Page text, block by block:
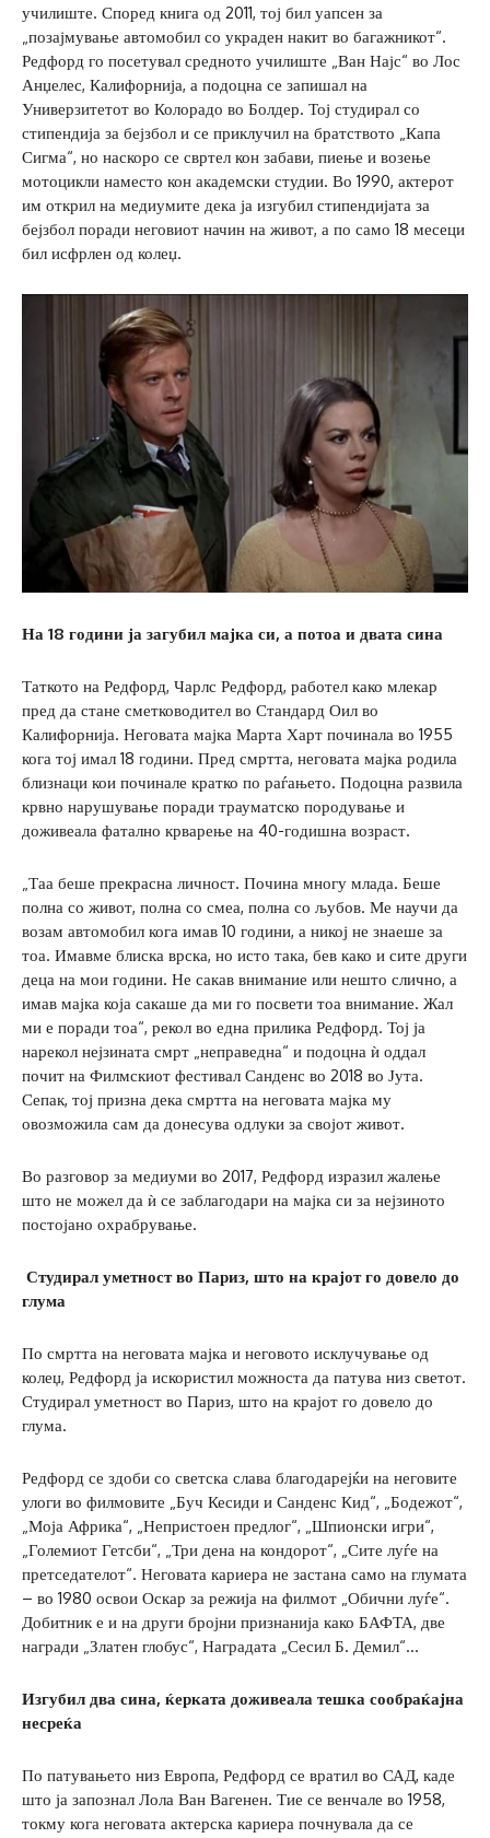
училиште. Според книга од 2011, тој бил уапсен за
„позајмување автомобил со украден накит во багажникот“.
Редфорд го посетувал средното училиште „Ван Најс“ во Лос
Анџелес, Калифорнија, а подоцна се запишал на
Универзитетот во Колорадо во Болдер. Тој студирал со
стипендија за бејзбол и се приклучил на братството „Капа
Сигма“, но наскоро се свртел кон забави, пиење и возење
мотоцикли наместо кон академски студии. Во 1990, актерот
им открил на медиумите дека ја изгубил стипендијата за
бејзбол поради неговиот начин на живот, а по само 18 месеци
бил исфрлен од колеџ.
На 18 години ја загубил мајка си, а потоа и двата сина
Таткото на Редфорд, Чарлс Редфорд, работел како млекар
пред да стане сметководител во Стандард Оил во
Калифорнија. Неговата мајка Марта Харт починала во 1955
кога тој имал 18 години. Пред смртта, неговата мајка родила
близнаци кои починале кратко по раѓањето. Подоцна развила
крвно нарушување поради трауматско породување и
доживеала фатално крварење на 40-годишна возраст.
„Таа беше прекрасна личност. Почина многу млада. Беше
полна со живот, полна со смеа, полна со љубов. Ме научи да
возам автомобил кога имав 10 години, а никој не знаеше за
тоа. Имавме блиска врска, но исто така, бев како и сите други
деца на мои години. Не сакав внимание или нешто слично, а
имав мајка која сакаше да ми го посвети тоа внимание. Жал
ми е поради тоа“, рекол во една прилика Редфорд. Тој ја
нарекол нејзината смрт „неправедна“ и подоцна ѝ оддал
почит на Филмскиот фестивал Санденс во 2018 во Јута.
Сепак, тој призна дека смртта на неговата мајка му
овозможила сам да донесува одлуки за својот живот.
Во разговор за медиуми во 2017, Редфорд изразил жалење
што не можел да ѝ се заблагодари на мајка си за нејзиното
постојано охрабрување.
Студирал уметност во Париз, што на крајот го довело до
глума
По смртта на неговата мајка и неговото исклучување од
колеџ, Редфорд ја искористил можноста да патува низ светот.
Студирал уметност во Париз, што на крајот го довело до
глума.
Редфорд се здоби со светска слава благодарејќи на неговите
улоги во филмовите „Буч Кесиди и Санденс Кид“, „Бодежот“,
„Моја Африка“, „Непристоен предлог“, „Шпионски игри“,
„Големиот Гетсби“, „Три дена на кондорот“, „Сите луѓе на
претседателот“. Неговата кариера не застана само на глумата
– во 1980 освои Оскар за режија на филмот „Обични луѓе“.
Добитник е и на други бројни признанија како БАФТА, две
награди „Златен глобус“, Наградата „Сесил Б. Демил“…
Изгубил два сина, ќерката доживеала тешка сообраќајна
несреќа
По патувањето низ Европа, Редфорд се вратил во САД, каде
што ја запознал Лола Ван Вагенен. Тие се венчале во 1958,
токму кога неговата актерска кариера почнувала да се